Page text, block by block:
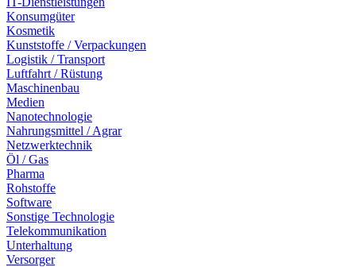
Konsumgüter
Kosmetik
Kunststoffe / Verpackungen
Logistik / Transport
Luftfahrt / Rüstung
Maschinenbau
Medien
Nanotechnologie
Nahrungsmittel / Agrar
Netzwerktechnik
Öl / Gas
Pharma
Rohstoffe
Software
Sonstige Technologie
Telekommunikation
Unterhaltung
Versorger